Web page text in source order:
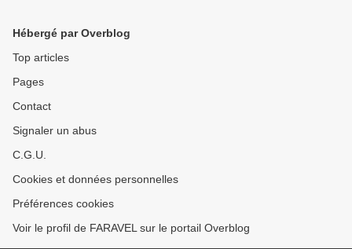
Hébergé par Overblog
Top articles
Pages
Contact
Signaler un abus
C.G.U.
Cookies et données personnelles
Préférences cookies
Voir le profil de FARAVEL sur le portail Overblog